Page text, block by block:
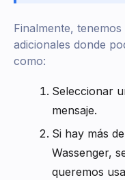
Finalmente,
adicionales donde
como:
Seleccionar
mensaje.
Si hay más
Wassenger,
queremos